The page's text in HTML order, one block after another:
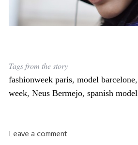
Tags from the story
fashionweek paris, model barcelone,
week, Neus Bermejo, spanish model
Leave a comment